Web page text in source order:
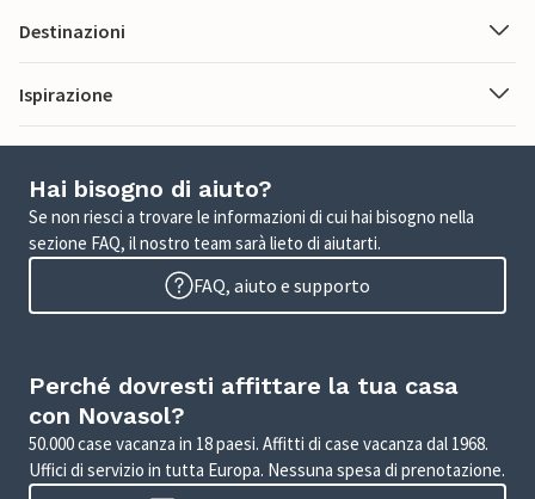
Destinazioni
Ispirazione
Hai bisogno di aiuto?
Se non riesci a trovare le informazioni di cui hai bisogno nella
sezione FAQ, il nostro team sarà lieto di aiutarti.
FAQ, aiuto e supporto
Perché dovresti affittare la tua casa
con Novasol?
50.000 case vacanza in 18 paesi. Affitti di case vacanza dal 1968.
Uffici di servizio in tutta Europa. Nessuna spesa di prenotazione.